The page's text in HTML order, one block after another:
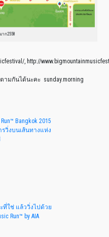
ก2558
, http://
มกันได้นะคะ sunday.morning
Bangkok 2015
วิ่งบนเส้นทางแห่ง
ที่ใช่ แล้ววิ่งไปด้วย
Run™ by AIA